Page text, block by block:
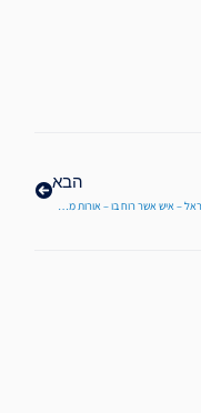
הבא
המנהיג בישראל – איש אשר רוח בו – אורות מהכותל לפרשת פנחס מפי מו"ר הרב ברוך וידר שליט"א